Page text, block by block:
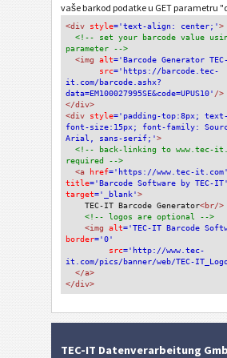
vaše barkod podatke u GET parametru
<div style='text-align: center;'>
<!-- set your barcode value
parameter -->
<img alt='Barcode Generator
src='https://barcode.tec-
it.com/barcode.ashx?
data=EM100027995SE&code=UPUS10' />
</div>
<div style='padding-top:8px;
font-size:15px; font-family:
Arial, sans-serif;'>
<!-- back-linking to www.tec-
required -->
<a href='https://www.tec-it.com'
title='Barcode Software by TEC-IT'
target='_blank'>
TEC-IT Barcode Generator<br/>
<!-- logos are optional -->
<img alt='TEC-IT Barcode
border='0'
src='http://www.tec-
it.com/pics/banner/web/TEC-
</a>
</div>
TEC-IT Datenverarbeitung